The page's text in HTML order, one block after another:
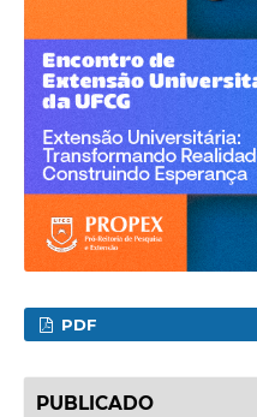
PDF
PUBLICADO